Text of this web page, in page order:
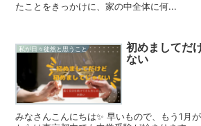
たことをきっかけに、家の中全体に何...
私が日々徒然と思うこと
初めましてだ
ない
みなさんこんにちは✨ 早いもので、もう1月